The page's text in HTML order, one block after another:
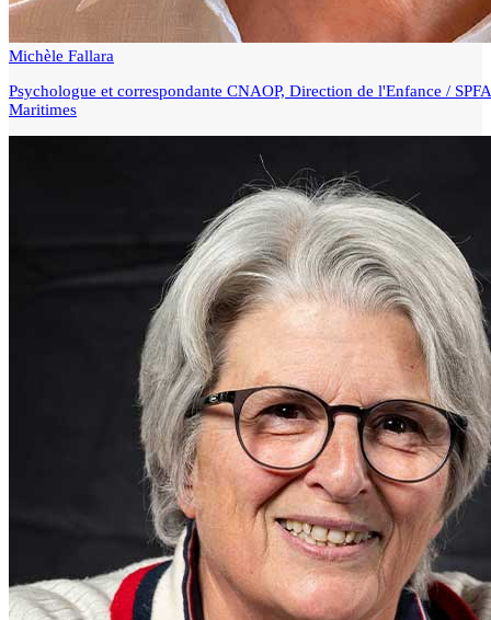
Michèle Fallara
Psychologue et correspondante CNAOP, Direction de l'Enfance /
Maritimes